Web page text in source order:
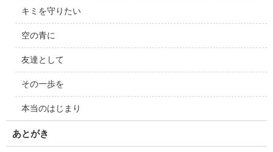
キミを守りたい
空の青に
友達として
その一歩を
本当のはじまり
あとがき